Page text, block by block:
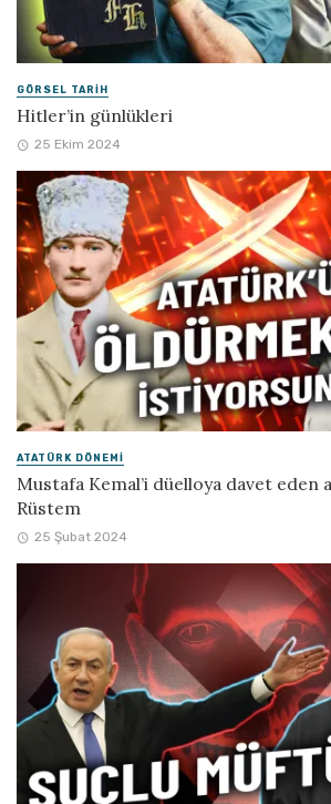
GÖRSEL TARIH
Hitler’in günlükleri
25 Ekim 2024
ATATÜRK DÖNEMI
Mustafa Kemal’i düelloya davet eden
Rüstem
25 Şubat 2024